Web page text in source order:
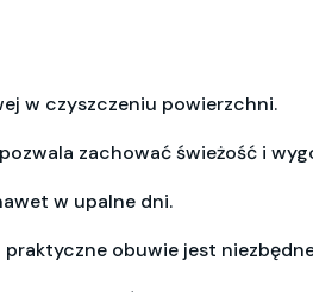
w czyszczeniu powierzchni.
zachować świeżość i
w upalne dni.
obuwie jest